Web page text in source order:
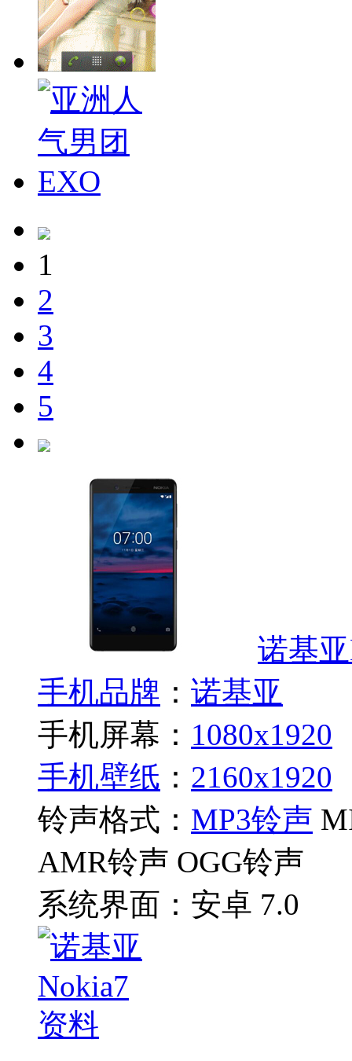
1
2
3
4
5
诺基
手机品牌 ： 诺基亚
手机屏幕： 1080x1920
手机壁纸 ： 2160x1920
铃声格式： MP3铃声
AMR铃声 OGG铃声
系统界面： 安卓 7.0